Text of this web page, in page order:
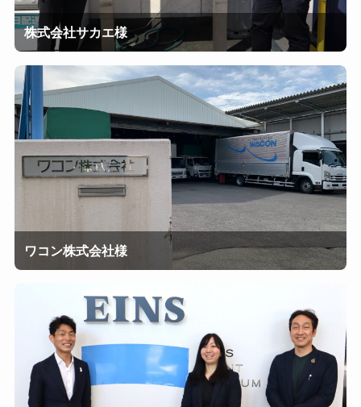
株式会社サカエ様
ワコン株式会社様